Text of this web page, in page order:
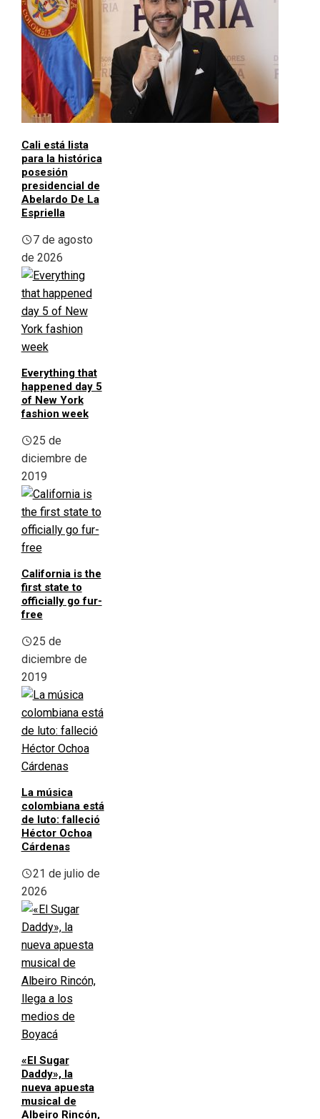
Cali está lista
para la histórica
posesión
presidencial de
Abelardo De La
Espriella
7 de agosto
de 2026
Everything that
happened day 5
of New York
fashion week
25 de
diciembre de
2019
California is the
first state to
officially go fur-
free
25 de
diciembre de
2019
La música
colombiana está
de luto: falleció
Héctor Ochoa
Cárdenas
21 de julio de
2026
«El Sugar
Daddy», la
nueva apuesta
musical de
Albeiro Rincón,